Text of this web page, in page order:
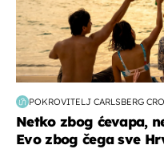
POKROVITELJ CARLSBERG
Netko zbog ćevapa,
Evo zbog čega sve